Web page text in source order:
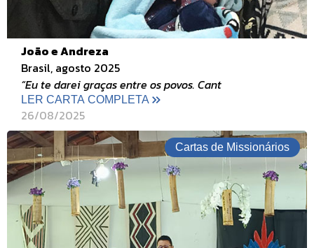
João e Andreza
Brasil, agosto 2025
“Eu te darei graças entre os povos. Cant
LER CARTA COMPLETA
26/08/2025
Cartas de Missionários